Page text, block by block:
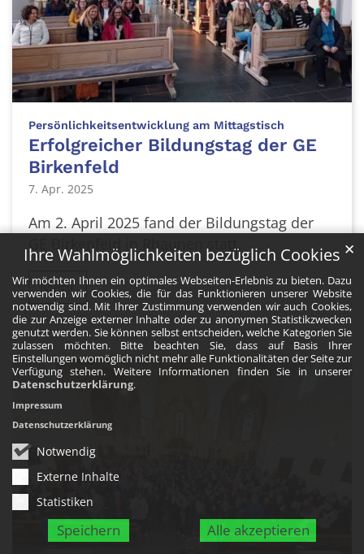
Ihre Wahlmöglichkeiten bezüglich Cookies
Wir möchten Ihnen ein optimales Webseiten-Erlebnis zu bieten. Dazu
verwenden wir Cookies, die für das Funktionieren unserer Website
notwendig sind. Mit Ihrer Zustimmung verwenden wir auch Cookies,
die zur Anzeige externer Inhalte oder zu anonymen Statistikzwecken
genutzt werden. Sie können selbst entscheiden, welche Kategorien Sie
zulassen möchten. Bitte beachten Sie, dass auf Basis Ihrer
Einstellungen womöglich nicht mehr alle Funktionalitäten der Seite zur
Verfügung stehen. Weitere Informationen finden Sie in unserer
Datenschutzerklärung.
Notwendig
Externe Inhalte
Statistiken
Speichern Alle akzeptieren
✕
Impressum
Datenschutzerklärung
Persönlichkeitsentwicklung am Mittagstisch
Erfolgreicher Bildungstag der GE
Birkenfeld
7. Apr. 2025
Am 2. April 2025 fand der Bildungstag der
GE Birkenfeld in Rhaunen statt.
Mehr